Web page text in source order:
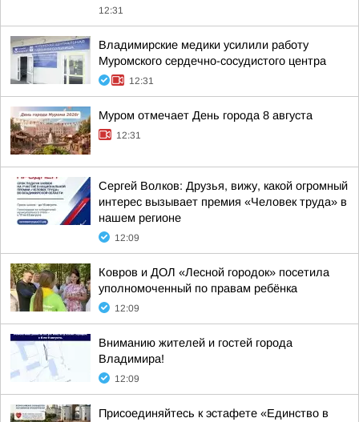
12:31
Владимирские медики усилили работу
Муромского сердечно-сосудистого центра
12:31
Муром отмечает День города 8 августа
12:31
Сергей Волков: Друзья, вижу, какой огромный
интерес вызывает премия «Человек труда» в
нашем регионе
12:09
Ковров и ДОЛ «Лесной городок» посетила
уполномоченный по правам ребёнка
12:09
Вниманию жителей и гостей города
Владимира!
12:09
Присоединяйтесь к эстафете «Единство в